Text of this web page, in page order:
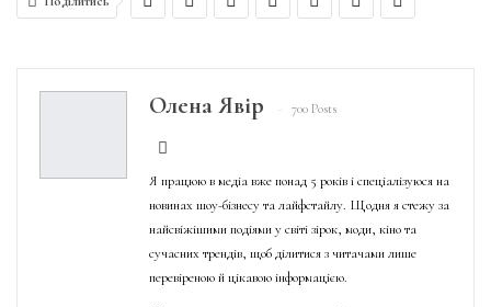
Олена Явір 700 Posts
Я працюю в медіа вже понад 5 років і спеціалізуюся на
новинах шоу-бізнесу та лайфстайлу. Щодня я стежу за
найсвіжішими подіями у світі зірок, моди, кіно та
сучасних трендів, щоб ділитися з читачами лише
перевіреною й цікавою інформацією.